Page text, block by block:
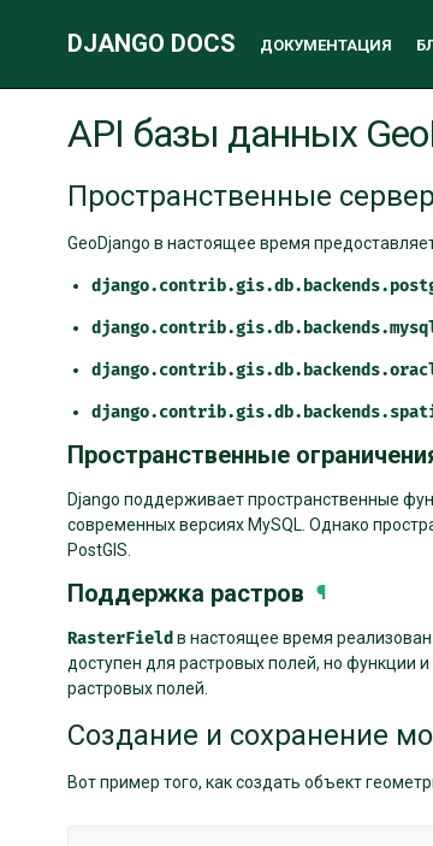
DJANGO DOCS ДОКУМЕНТАЦИЯ
API базы данных
Пространственные
GeoDjango в настоящее время
Пространственные
Django поддерживает пространственные
современных версиях MySQL. Однако
PostGIS.
Поддержка растров ¶
RasterField в настоящее время
доступен для растровых полей, но функции
растровых полей.
Создание и сохранение
Вот пример того, как создать объект
Дополнительная
информация